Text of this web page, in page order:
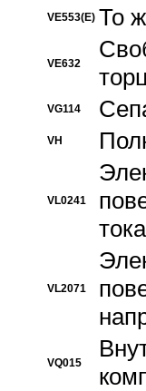
VE553(E) То
VE632
VG114
VH
VL0241
тока
VL2071
VQ015